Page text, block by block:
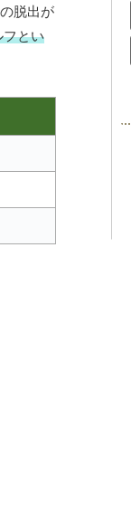
脱出が
フとい